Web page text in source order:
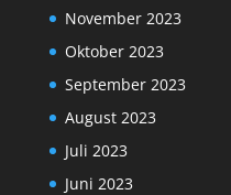
November 2023
Oktober 2023
September 2023
August 2023
Juli 2023
Juni 2023